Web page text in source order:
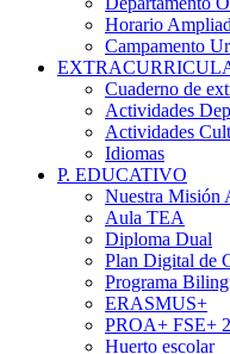
Horario
Campamento
Cuaderno de
Actividades
Actividades
Idiomas
P. EDUCATIVO
Nuestra Misión
Aula TEA
Diploma Dual
Plan Digital de
Programa
ERASMUS+
PROA+ FSE+
Huerto escolar